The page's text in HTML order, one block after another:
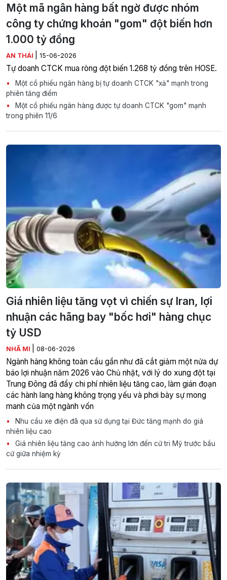
Một mã ngân hàng bất ngờ được nhóm
công ty chứng khoán "gom" đột biến hơn
1.000 tỷ đồng
AN THÁI 15-06-2026
Tự doanh CTCK mua ròng đột biến 1.268 tỷ đồng trên HOSE.
Một cổ phiếu ngân hàng bị tự doanh CTCK "xả" mạnh trong
phiên tăng điểm
Một cổ phiếu ngân hàng được tự doanh CTCK "gom" mạnh
trong phiên 11/6
Giá nhiên liệu tăng vọt vì chiến sự Iran, lợi
nhuận các hãng bay "bốc hơi" hàng chục
tỷ USD
NHÃ MI 08-06-2026
Ngành hàng không toàn cầu gần như đã cắt giảm một nửa dự
báo lợi nhuận năm 2026 vào Chủ nhật, với lý do xung đột tại
Trung Đông đã đẩy chi phí nhiên liệu tăng cao, làm gián đoạn
các hành lang hàng không trọng yếu và phơi bày sự mong
manh của một ngành vốn
Nhu cầu xe điện đã qua sử dụng tại Đức tăng mạnh do giá
nhiên liệu cao
Giá nhiên liệu tăng cao ảnh hưởng lớn đến cử tri Mỹ trước bầu
cử giữa nhiệm kỳ